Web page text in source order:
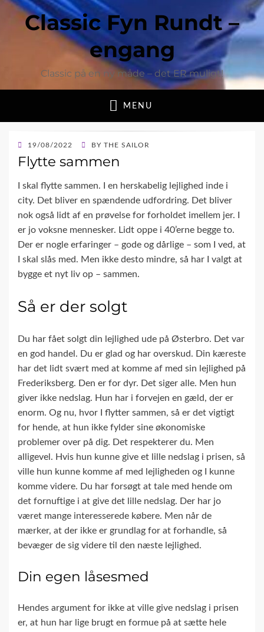
Classic Fyn Rundt –
engang
Classic på en ny måde – det ER muligt!
MENU
POSTED
ON
19/08/2022 BY THE SAILOR
Flytte sammen
I skal flytte sammen. I en herskabelig lejlighed inde i
city. Det bliver en spændende udfordring. Det bliver
nok også lidt af en prøvelse for forholdet imellem jer. I
er jo voksne mennesker. Lidt oppe i 40’erne begge to.
Der er nogle erfaringer – gode og dårlige – som I ved, at
I skal slås med. Men ikke desto mindre, så har I valgt at
bygge et nyt liv op – sammen.
Så er der solgt
Du har fået solgt din lejlighed ude på Østerbro. Det var
en god handel. Du er glad og har overskud. Din kæreste
har det lidt svært med at komme af med sin lejlighed på
Frederiksberg. Den er for dyr. Det siger alle. Men hun
giver ikke nedslag. Hun har i forvejen en gæld, der er
enorm. Og nu, hvor I flytter sammen, så er det vigtigt
for hende, at hun ikke fylder sine økonomiske
problemer over på dig. Det respekterer du. Men
alligevel. Hvis hun kunne give et lille nedslag i prisen, så
ville hun kunne komme af med lejligheden og I kunne
komme videre. Du har forsøgt at tale med hende om
det fornuftige i at give det lille nedslag. Der har jo
været mange interesserede købere. Men når de
mærker, at der ikke er grundlag for at forhandle, så
bevæger de sig videre til den næste lejlighed.
Din egen låsesmed
Hendes argument for ikke at ville give nedslag i prisen
er, at hun har lige brugt en formue på at sætte hele